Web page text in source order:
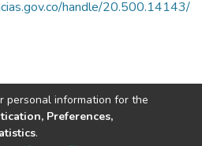
handle/20.500.14143/
personal information for the
Preferences,
.